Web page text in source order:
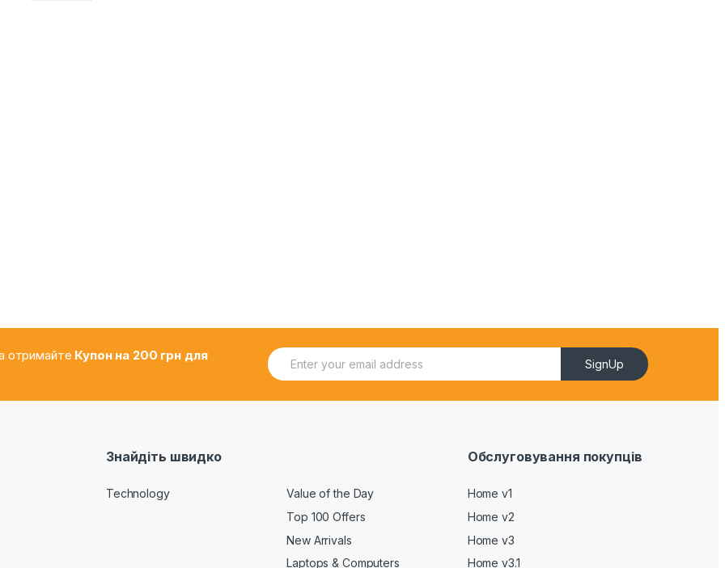
отримайте Купон на 200 грн для
E
m
SignUp
Знайдіть швидко
Technology
Value of the Day
Top 100 Offers
New Arrivals
Laptops & Computers
Обслуговування покупців
Home v1
Home v2
Home v3
Home v3.1